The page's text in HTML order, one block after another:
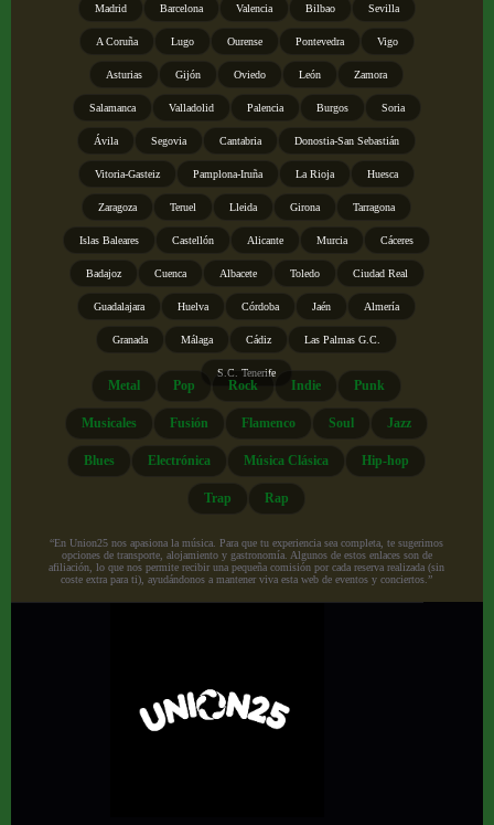
Madrid Barcelona Valencia Bilbao Sevilla
A Coruña Lugo Ourense Pontevedra Vigo
Asturias Gijón Oviedo León Zamora
Salamanca Valladolid Palencia Burgos Soria
Ávila Segovia Cantabria Donostia-San Sebastián
Vitoria-Gasteiz Pamplona-Iruña La Rioja Huesca
Zaragoza Teruel Lleida Girona Tarragona
Islas Baleares Castellón Alicante Murcia Cáceres
Badajoz Cuenca Albacete Toledo Ciudad Real
Guadalajara Huelva Córdoba Jaén Almería
Granada Málaga Cádiz Las Palmas G.C.
S.C. Tenerife
Metal Pop Rock Indie Punk
Musicales Fusión Flamenco Soul Jazz
Blues Electrónica Música Clásica Hip-hop
Trap Rap
“En Union25 nos apasiona la música. Para que tu experiencia sea completa, te sugerimos
opciones de transporte, alojamiento y gastronomía. Algunos de estos enlaces son de
afiliación, lo que nos permite recibir una pequeña comisión por cada reserva realizada (sin
coste extra para ti), ayudándonos a mantener viva esta web de eventos y conciertos.”